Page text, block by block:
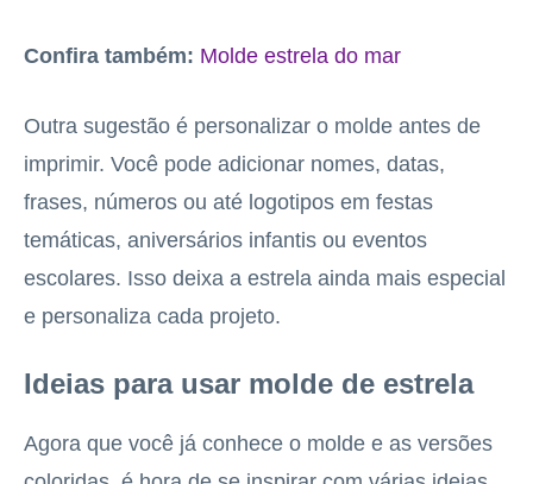
Confira também: Molde estrela do mar
Outra sugestão é personalizar o molde antes de
imprimir. Você pode adicionar nomes, datas,
frases, números ou até logotipos em festas
temáticas, aniversários infantis ou eventos
escolares. Isso deixa a estrela ainda mais especial
e personaliza cada projeto.
Ideias para usar molde de estrela
Agora que você já conhece o molde e as versões